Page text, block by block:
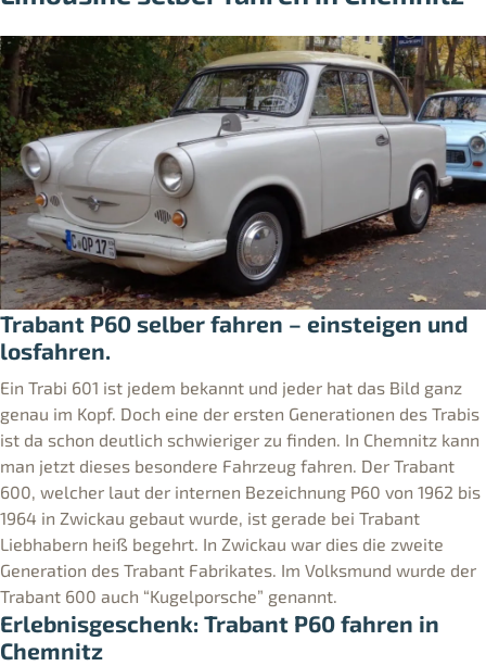
Trabant P60 selber fahren – einsteigen und
losfahren.
Ein Trabi 601 ist jedem bekannt und jeder hat das Bild ganz
genau im Kopf. Doch eine der ersten Generationen des Trabis
ist da schon deutlich schwieriger zu finden. In Chemnitz kann
man jetzt dieses besondere Fahrzeug fahren. Der Trabant
600, welcher laut der internen Bezeichnung P60 von 1962 bis
1964 in Zwickau gebaut wurde, ist gerade bei Trabant
Liebhabern heiß begehrt. In Zwickau war dies die zweite
Generation des Trabant Fabrikates. Im Volksmund wurde der
Trabant 600 auch “Kugelporsche” genannt.
Erlebnisgeschenk: Trabant P60 fahren in
Chemnitz